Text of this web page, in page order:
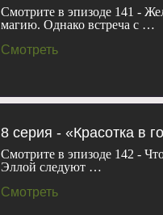
Смотрите в эпизоде 141 -
магию. Однако встреча с …
Смотреть
8 серия - «Красотка в
Смотрите в эпизоде 142 -
Эллой следуют …
Смотреть